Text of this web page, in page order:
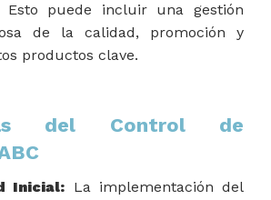
Esto puede incluir una gestión
de la calidad, promoción y
productos clave.
del Control de
Inicial: La implementación del